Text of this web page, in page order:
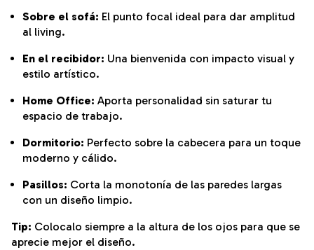
Sobre el sofá: El punto focal ideal para dar amplitud
al living.
En el recibidor: Una bienvenida con impacto visual y
estilo artístico.
Home Office: Aporta personalidad sin saturar tu
espacio de trabajo.
Dormitorio: Perfecto sobre la cabecera para un toque
moderno y cálido.
Pasillos: Corta la monotonía de las paredes largas
con un diseño limpio.
Tip: Colocalo siempre a la altura de los ojos para que se
aprecie mejor el diseño.